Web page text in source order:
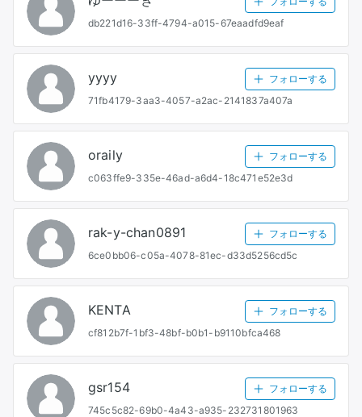
db221d16-33ff-4794-a015-67eaadfd9eaf
yyyy
フォローする
71fb4179-3aa3-4057-a2ac-2141837a407a
oraily
フォローする
c063ffe9-335e-46ad-a6d4-18c471e52e3d
rak-y-chan0891
フォローする
6ce0bb06-c05a-4078-81ec-d33d5256cd5c
KENTA
フォローする
cf812b7f-1bf3-48bf-b0b1-b9110bfca468
gsr154
フォローする
745c5c82-69b0-4a43-a935-232731801963